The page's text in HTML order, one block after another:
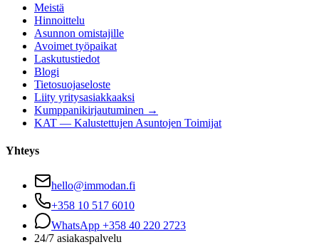
Meistä
Hinnoittelu
Asunnon omistajille
Avoimet työpaikat
Laskutustiedot
Blogi
Tietosuojaseloste
Liity yritysasiakkaaksi
Kumppanikirjautuminen →
KAT — Kalustettujen Asuntojen Toimijat
Yhteys
hello@immodan.fi
+358 10 517 6010
WhatsApp +358 40 220 2723
24/7 asiakaspalvelu